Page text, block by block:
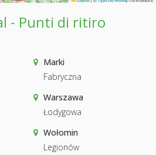
- Punti di ritiro
Marki
Fabryczna
Warszawa
Łodygowa
Wołomin
Legionów